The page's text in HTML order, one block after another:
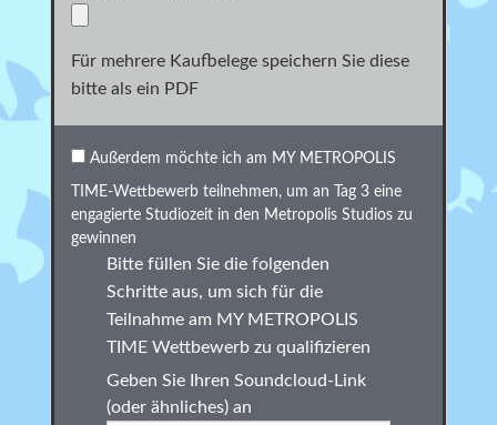
Für mehrere Kaufbelege speichern Sie diese
bitte als ein PDF
Außerdem möchte ich am MY METROPOLIS
TIME-Wettbewerb teilnehmen, um an Tag 3 eine
engagierte Studiozeit in den Metropolis Studios zu
gewinnen
Bitte füllen Sie die folgenden
Schritte aus, um sich für die
Teilnahme am MY METROPOLIS
TIME Wettbewerb zu qualifizieren
Geben Sie Ihren Soundcloud-Link
(oder ähnliches) an